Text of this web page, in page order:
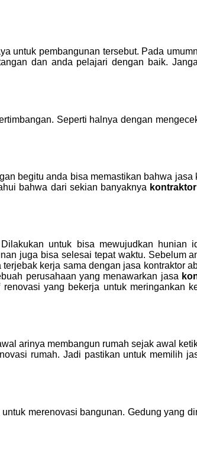
untuk pembangunan tersebut. Pada
dan anda pelajari dengan baik.
Seperti halnya dengan
begitu anda bisa memastikan bahwa
bahwa dari sekian banyaknya
untuk bisa mewujudkan hunian
juga bisa selesai tepat waktu. Sebelum
kerja sama dengan jasa kontraktor
perusahaan yang menawarkan jasa
yang bekerja untuk meringankan
arinya membangun rumah sejak awal
rumah. Jadi pastikan untuk memilih
merenovasi bangunan. Gedung yang